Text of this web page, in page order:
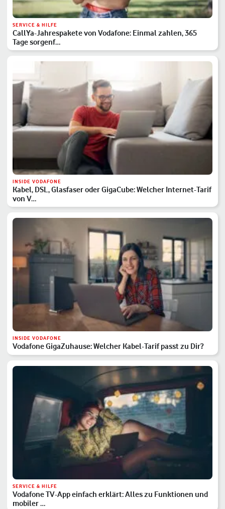
SERVICE & HILFE
CallYa-Jahrespakete von Vodafone: Einmal zahlen, 365
Tage sorgenf…
INSIDE VODAFONE
Kabel, DSL, Glasfaser oder GigaCube: Welcher Internet-Tarif
von V…
INSIDE VODAFONE
Vodafone GigaZuhause: Welcher Kabel-Tarif passt zu Dir?
SERVICE & HILFE
Vodafone TV-App einfach erklärt: Alles zu Funktionen und
mobiler …